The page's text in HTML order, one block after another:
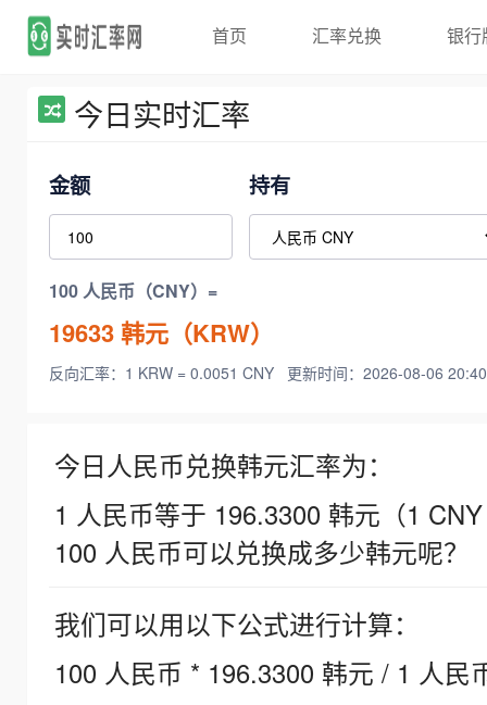
首页 汇率兑换 银行
今日实时汇率
金额 持有
100 人民币（CNY）=
19633韩元（KRW）
反向汇率：1 KRW = 0.0051 CNY 更新时间：2026-08-06
今日人民币兑换韩元汇率为：
1 人民币等于 196.3300 韩元（1
100 人民币可以兑换成多少韩元呢？
我们可以用以下公式进行计算：
100 人民币 * 196.3300 韩元 / 1 人民